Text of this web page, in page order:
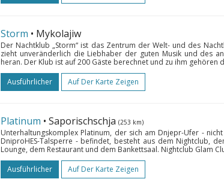
Storm • Mykolajiw
Der Nachtklub „Storm“ ist das Zentrum der Welt- und des
zieht unveränderlich die Liebhaber der guten Musik und des
heran. Der Klub ist auf 200 Gäste berechnet und zu ihm gehören
Ausführlicher
Auf Der Karte Zeigen
Platinum • Saporischschja (253 km)
Unterhaltungskomplex Platinum, der sich am Dnjepr-Ufer -
DniproHES-Talsperre - befindet, besteht aus dem Nightclub,
Lounge, dem Restaurant und dem Bankettsaal. Nightclub Glam
Ausführlicher
Auf Der Karte Zeigen